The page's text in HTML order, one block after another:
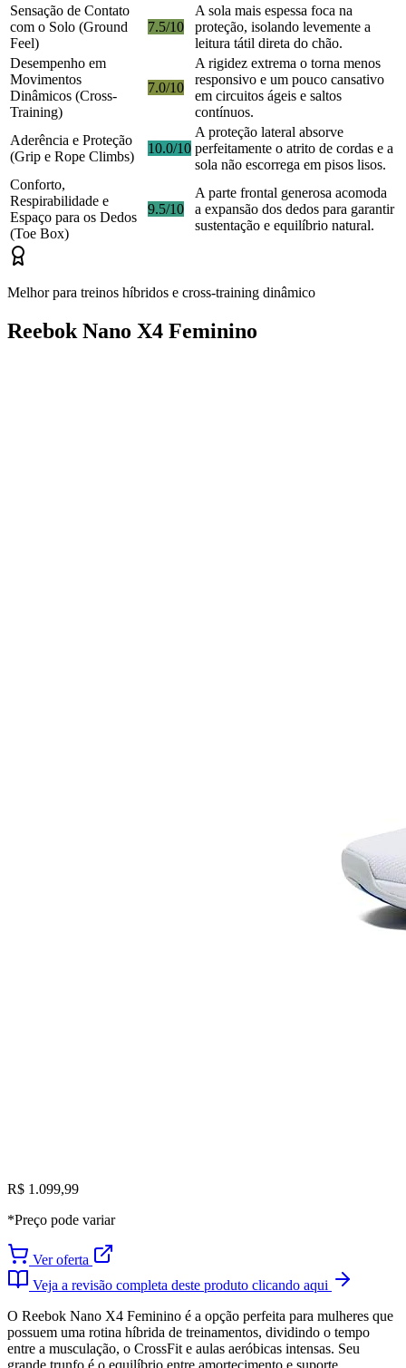
Sensação de Contato
com o Solo (Ground
Feel)
7.5/10
A sola mais espessa foca na
proteção, isolando levemente a
leitura tátil direta do chão.
Desempenho em
Movimentos
Dinâmicos (Cross-
Training)
7.0/10
A rigidez extrema o torna menos
responsivo e um pouco cansativo
em circuitos ágeis e saltos
contínuos.
Aderência e Proteção
(Grip e Rope Climbs)
10.0/10
A proteção lateral absorve
perfeitamente o atrito de cordas e a
sola não escorrega em pisos lisos.
Conforto,
Respirabilidade e
Espaço para os Dedos
(Toe Box)
9.5/10
A parte frontal generosa acomoda
a expansão dos dedos para garantir
sustentação e equilíbrio natural.
Melhor para treinos híbridos e cross-training dinâmico
Reebok Nano X4 Feminino
R$ 1.099,99
*Preço pode variar
Ver oferta
Veja a revisão completa deste produto clicando aqui
O Reebok Nano X4 Feminino é a opção perfeita para mulheres que
possuem uma rotina híbrida de treinamentos, dividindo o tempo
entre a musculação, o CrossFit e aulas aeróbicas intensas. Seu
grande trunfo é o equilíbrio entre amortecimento e suporte,